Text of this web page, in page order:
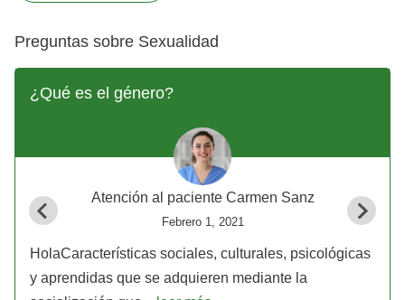
Preguntas sobre Sexualidad
¿Qué es el género?
Atención al paciente Carmen Sanz
Febrero 1, 2021
HolaCaracterísticas sociales, culturales, psicológicas
y aprendidas que se adquieren mediante la